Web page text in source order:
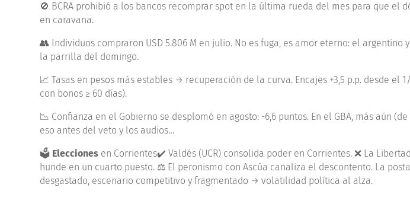
🚫 BCRA prohibió a los bancos recomprar spot en la última rueda del mes para que el
en caravana.
👥 Individuos compraron USD 5.806 M en julio. No es fuga, es amor eterno: el argentino
la parrilla del domingo.
📈 Tasas en pesos más estables → recuperación de la curva. Encajes +3,5 p.p. desde el
con bonos ≥ 60 días).
📉 Confianza en el Gobierno se desplomó en agosto: -6,6 puntos. En el GBA, más aún (de
eso antes del veto y los audios…
🗳️ Elecciones en Corrientes✔️ Valdés (UCR) consolida poder en Corrientes. ❌ La
hunde en un cuarto puesto. ⚖️ El peronismo con Ascúa canaliza el descontento. La
desgastado, escenario competitivo y fragmentado → volatilidad política al alza.